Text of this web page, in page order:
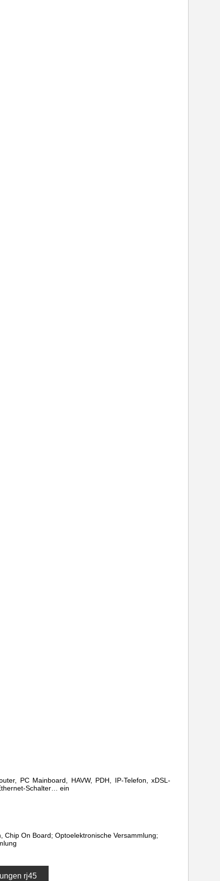
PC Mainboard, HAVW, PDH, IP-Telefon, xDSL-
Schalter… ein
Chip On Board; Optoelektronische Versammlung;
rj45